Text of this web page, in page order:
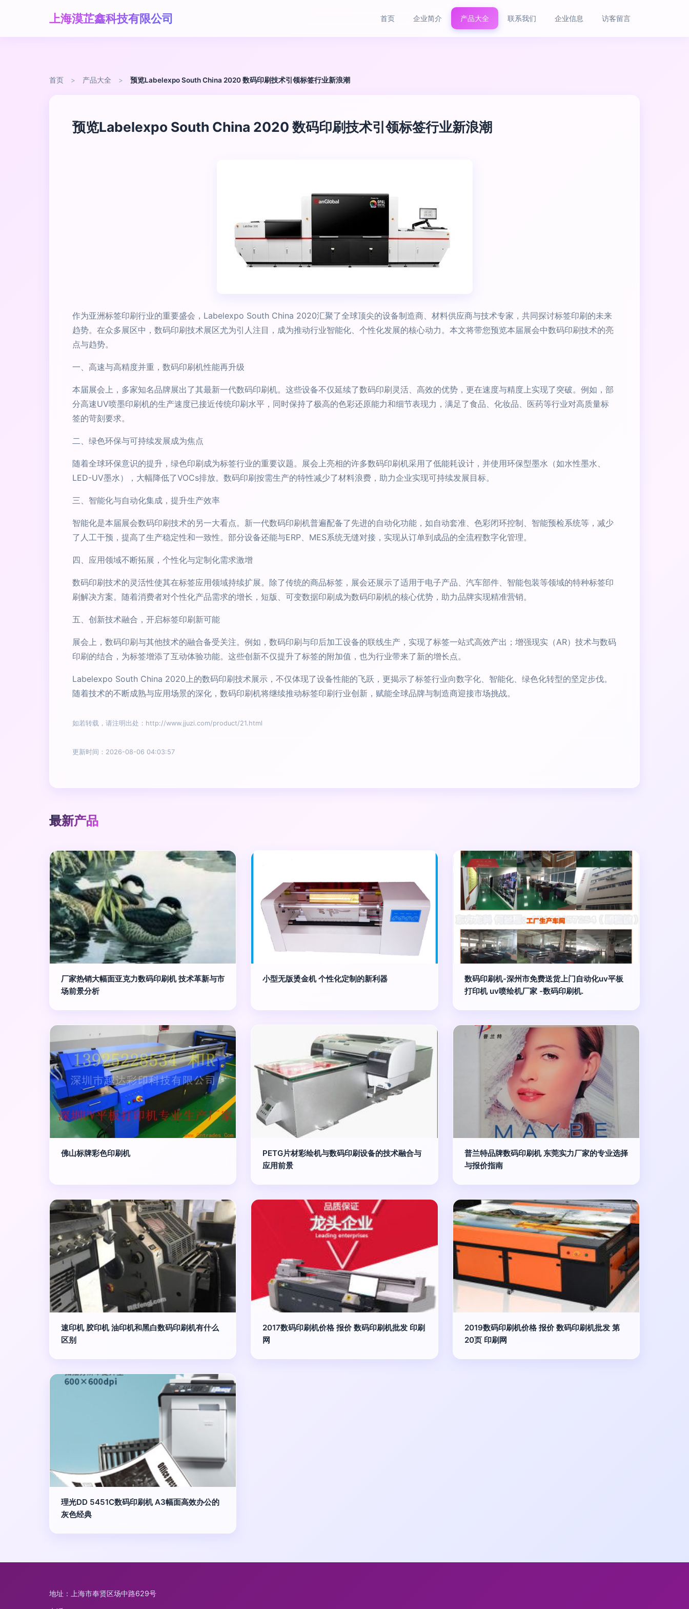
上海漠芷鑫科技有限公司 首页 企业简介 产品大全 联系我们 企业信息 访客留言
首页 > 产品大全 > 预览Labelexpo South China 2020 数码印刷技术引领标签行业新浪潮
预览Labelexpo South China 2020 数码印刷技术引领标签行业新浪潮
作为亚洲标签印刷行业的重要盛会，Labelexpo South China 2020汇聚了全球顶尖的设备制造商、材料供应商与技术专家，共同探讨标签印刷的未来
趋势。在众多展区中，数码印刷技术展区尤为引人注目，成为推动行业智能化、个性化发展的核心动力。本文将带您预览本届展会中数码印刷技术的亮
点与趋势。
一、高速与高精度并重，数码印刷机性能再升级
本届展会上，多家知名品牌展出了其最新一代数码印刷机。这些设备不仅延续了数码印刷灵活、高效的优势，更在速度与精度上实现了突破。例如，部
分高速UV喷墨印刷机的生产速度已接近传统印刷水平，同时保持了极高的色彩还原能力和细节表现力，满足了食品、化妆品、医药等行业对高质量标
签的苛刻要求。
二、绿色环保与可持续发展成为焦点
随着全球环保意识的提升，绿色印刷成为标签行业的重要议题。展会上亮相的许多数码印刷机采用了低能耗设计，并使用环保型墨水（如水性墨水、
LED-UV墨水），大幅降低了VOCs排放。数码印刷按需生产的特性减少了材料浪费，助力企业实现可持续发展目标。
三、智能化与自动化集成，提升生产效率
智能化是本届展会数码印刷技术的另一大看点。新一代数码印刷机普遍配备了先进的自动化功能，如自动套准、色彩闭环控制、智能预检系统等，减少
了人工干预，提高了生产稳定性和一致性。部分设备还能与ERP、MES系统无缝对接，实现从订单到成品的全流程数字化管理。
四、应用领域不断拓展，个性化与定制化需求激增
数码印刷技术的灵活性使其在标签应用领域持续扩展。除了传统的商品标签，展会还展示了适用于电子产品、汽车部件、智能包装等领域的特种标签印
刷解决方案。随着消费者对个性化产品需求的增长，短版、可变数据印刷成为数码印刷机的核心优势，助力品牌实现精准营销。
五、创新技术融合，开启标签印刷新可能
展会上，数码印刷与其他技术的融合备受关注。例如，数码印刷与印后加工设备的联线生产，实现了标签一站式高效产出；增强现实（AR）技术与数码
印刷的结合，为标签增添了互动体验功能。这些创新不仅提升了标签的附加值，也为行业带来了新的增长点。
Labelexpo South China 2020上的数码印刷技术展示，不仅体现了设备性能的飞跃，更揭示了标签行业向数字化、智能化、绿色化转型的坚定步伐。
随着技术的不断成熟与应用场景的深化，数码印刷机将继续推动标签印刷行业创新，赋能全球品牌与制造商迎接市场挑战。
如若转载，请注明出处：http://www.jjuzi.com/product/21.html
更新时间：2026-08-06 04:03:57
最新产品
厂家热销大幅面亚克力数码印刷机 技术革新与市
场前景分析
小型无版烫金机 个性化定制的新利器
数码印刷机-深州市免费送货上门自动化uv平板
打印机 uv喷绘机厂家 -数码印刷机.
佛山标牌彩色印刷机
PETG片材彩绘机与数码印刷设备的技术融合与
应用前景
普兰特品牌数码印刷机 东莞实力厂家的专业选择
与报价指南
速印机 胶印机 油印机和黑白数码印刷机有什么
区别
2017数码印刷机价格 报价 数码印刷机批发 印刷
网
2019数码印刷机价格 报价 数码印刷机批发 第
20页 印刷网
理光DD 5451C数码印刷机 A3幅面高效办公的
灰色经典
地址：上海市奉贤区场中路629号